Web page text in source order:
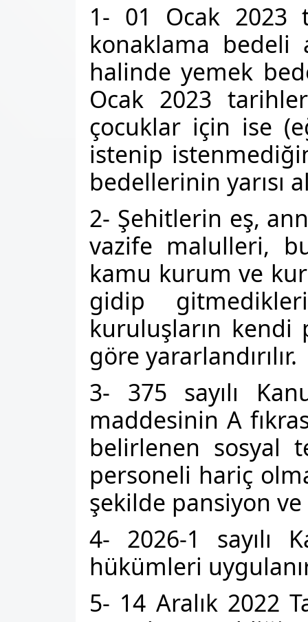
1- 01 Ocak 2023
konaklama bedeli
halinde yemek
Ocak 2023
çocuklar için ise
istenip
bedellerinin yarısı
2- Şehitlerin eş,
vazife malulleri,
kamu kurum ve
gidip
kuruluşların kendi
göre yararlandırılır.
3- 375 sayılı
maddesinin A
belirlenen sosyal
personeli hariç
şekilde pansiyon
4- 2026-1 sayılı
hükümleri
5- 14 Aralık 2022